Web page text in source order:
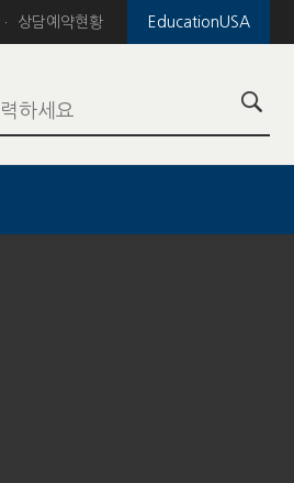
EducationUSA
상담예약현황